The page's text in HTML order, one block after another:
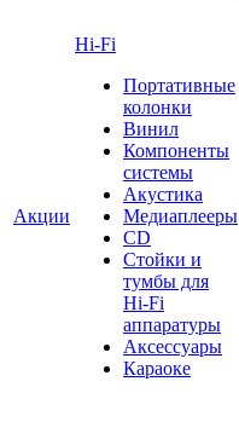
Акции
Hi-Fi
Портативные
колонки
Винил
Компоненты
системы
Акустика
Медиаплееры
CD
Стойки и
тумбы для
Hi-Fi
аппаратуры
Аксессуары
Караоке